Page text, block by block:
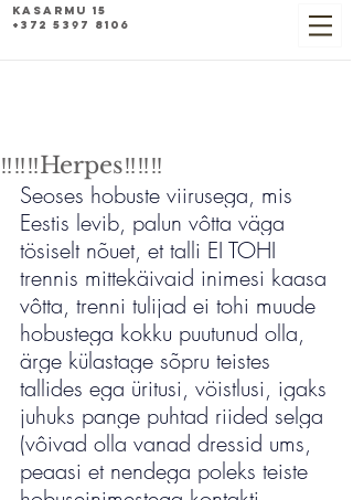
Kasarmu 15
+372 5397 8106
‼️‼️‼️Herpes‼️‼️‼️
Seoses hobuste viirusega, mis
Eestis levib, palun vôtta väga
tösiselt nõuet, et talli EI TOHI
trennis mittekäivaid inimesi kaasa
vôtta, trenni tulijad ei tohi muude
hobustega kokku puutunud olla,
ärge külastage sõpru teistes
tallides ega üritusi, vöistlusi, igaks
juhuks pange puhtad riided selga
(vôivad olla vanad dressid ums,
peaasi et nendega poleks teiste